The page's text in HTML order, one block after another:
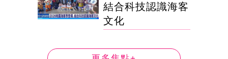
結合科技認識海客
文化